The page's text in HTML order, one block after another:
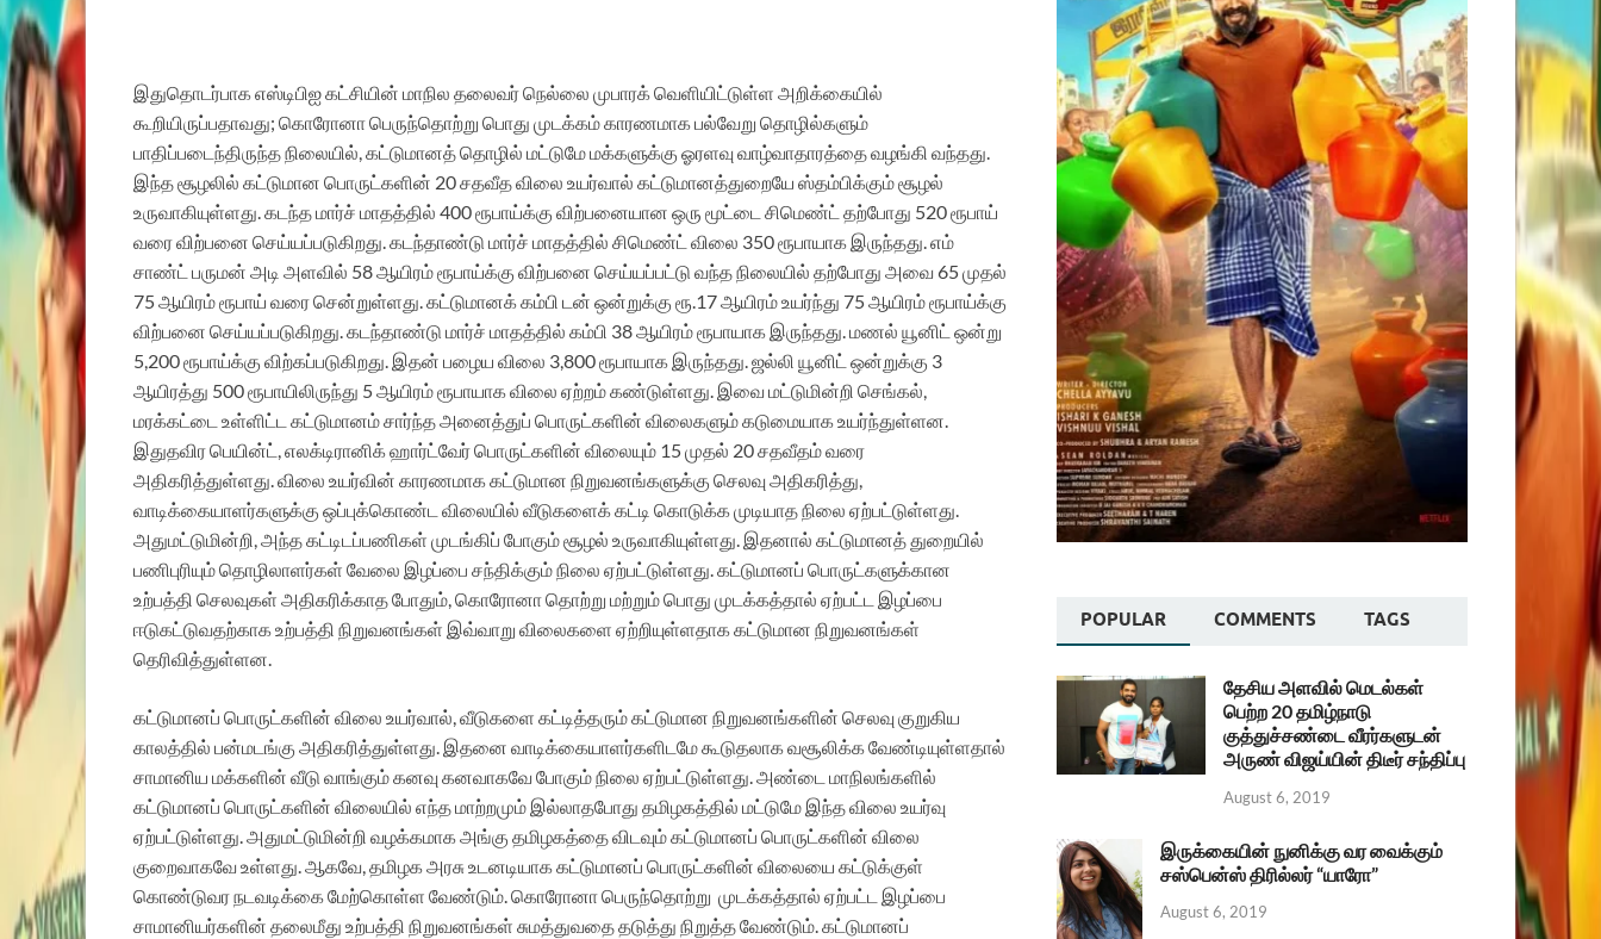
இதுதொடர்பாக எஸ்டிபிஐ கட்சியின் மாநில தலைவர் நெல்லை முபாரக் வெளியிட்டுள்ள அறிக்கையில்
கூறியிருப்பதாவது; கொரோனா பெருந்தொற்று பொது முடக்கம் காரணமாக பல்வேறு தொழில்களும்
பாதிப்படைந்திருந்த நிலையில், கட்டுமானத் தொழில் மட்டுமே மக்களுக்கு ஓரளவு வாழ்வாதாரத்தை வழங்கி வந்தது.
இந்த சூழலில் கட்டுமான பொருட்களின் 20 சதவீத விலை உயர்வால் கட்டுமானத்துறையே ஸ்தம்பிக்கும் சூழல்
உருவாகியுள்ளது. கடந்த மார்ச் மாதத்தில் 400 ரூபாய்க்கு விற்பனையான ஒரு மூட்டை சிமெண்ட் தற்போது 520 ரூபாய்
வரை விற்பனை செய்யப்படுகிறது. கடந்தாண்டு மார்ச் மாதத்தில் சிமெண்ட் விலை 350 ரூபாயாக இருந்தது. எம்
சாண்ட் பருமன் அடி அளவில் 58 ஆயிரம் ரூபாய்க்கு விற்பனை செய்யப்பட்டு வந்த நிலையில் தற்போது அவை 65 முதல்
75 ஆயிரம் ரூபாய் வரை சென்றுள்ளது. கட்டுமானக் கம்பி டன் ஒன்றுக்கு ரூ.17 ஆயிரம் உயர்ந்து 75 ஆயிரம் ரூபாய்க்கு
விற்பனை செய்யப்படுகிறது. கடந்தாண்டு மார்ச் மாதத்தில் கம்பி 38 ஆயிரம் ரூபாயாக இருந்தது. மணல் யூனிட் ஒன்று
5,200 ரூபாய்க்கு விற்கப்படுகிறது. இதன் பழைய விலை 3,800 ரூபாயாக இருந்தது. ஜல்லி யூனிட் ஒன்றுக்கு 3
ஆயிரத்து 500 ரூபாயிலிருந்து 5 ஆயிரம் ரூபாயாக விலை ஏற்றம் கண்டுள்ளது. இவை மட்டுமின்றி செங்கல்,
மரக்கட்டை உள்ளிட்ட கட்டுமானம் சார்ந்த அனைத்துப் பொருட்களின் விலைகளும் கடுமையாக உயர்ந்துள்ளன.
இதுதவிர பெயின்ட், எலக்டிரானிக் ஹார்ட்வேர் பொருட்களின் விலையும் 15 முதல் 20 சதவீதம் வரை
அதிகரித்துள்ளது. விலை உயர்வின் காரணமாக கட்டுமான நிறுவனங்களுக்கு செலவு அதிகரித்து,
வாடிக்கையாளர்களுக்கு ஒப்புக்கொண்ட விலையில் வீடுகளைக் கட்டி கொடுக்க முடியாத நிலை ஏற்பட்டுள்ளது.
அதுமட்டுமின்றி, அந்த கட்டிடப்பணிகள் முடங்கிப் போகும் சூழல் உருவாகியுள்ளது. இதனால் கட்டுமானத் துறையில்
பணிபுரியும் தொழிலாளர்கள் வேலை இழப்பை சந்திக்கும் நிலை ஏற்பட்டுள்ளது. கட்டுமானப் பொருட்களுக்கான
உற்பத்தி செலவுகள் அதிகரிக்காத போதும், கொரோனா தொற்று மற்றும் பொது முடக்கத்தால் ஏற்பட்ட இழப்பை
ஈடுகட்டுவதற்காக உற்பத்தி நிறுவனங்கள் இவ்வாறு விலைகளை ஏற்றியுள்ளதாக கட்டுமான நிறுவனங்கள்
தெரிவித்துள்ளன.
கட்டுமானப் பொருட்களின் விலை உயர்வால், வீடுகளை கட்டித்தரும் கட்டுமான நிறுவனங்களின் செலவு குறுகிய
காலத்தில் பன்மடங்கு அதிகரித்துள்ளது. இதனை வாடிக்கையாளர்களிடமே கூடுதலாக வசூலிக்க வேண்டியுள்ளதால்
சாமானிய மக்களின் வீடு வாங்கும் கனவு கனவாகவே போகும் நிலை ஏற்பட்டுள்ளது. அண்டை மாநிலங்களில்
கட்டுமானப் பொருட்களின் விலையில் எந்த மாற்றமும் இல்லாதபோது தமிழகத்தில் மட்டுமே இந்த விலை உயர்வு
ஏற்பட்டுள்ளது. அதுமட்டுமின்றி வழக்கமாக அங்கு தமிழகத்தை விடவும் கட்டுமானப் பொருட்களின் விலை
குறைவாகவே உள்ளது. ஆகவே, தமிழக அரசு உடனடியாக கட்டுமானப் பொருட்களின் விலையை கட்டுக்குள்
கொண்டுவர நடவடிக்கை மேற்கொள்ள வேண்டும். கொரோனா பெருந்தொற்று முடக்கத்தால் ஏற்பட்ட இழப்பை
சாமானியர்களின் தலைமீது உற்பத்தி நிறுவனங்கள் சுமத்துவதை தடுத்து நிறுத்த வேண்டும். கட்டுமானப்
POPULAR COMMENTS TAGS
தேசிய அளவில் மெடல்கள்
பெற்ற 20 தமிழ்நாடு
குத்துச்சண்டை வீரர்களுடன்
அருண் விஜய்யின் திடீர் சந்திப்பு
August 6, 2019
இருக்கையின் நுனிக்கு வர வைக்கும்
சஸ்பென்ஸ் திரில்லர் “யாரோ”
August 6, 2019